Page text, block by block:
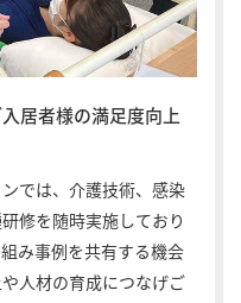
居者様の満足度向上
では、介護技術、感染
修を随時実施しており
み事例を共有する機会
人材の育成につなげご